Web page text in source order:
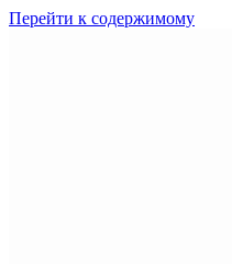
Перейти к содержимому